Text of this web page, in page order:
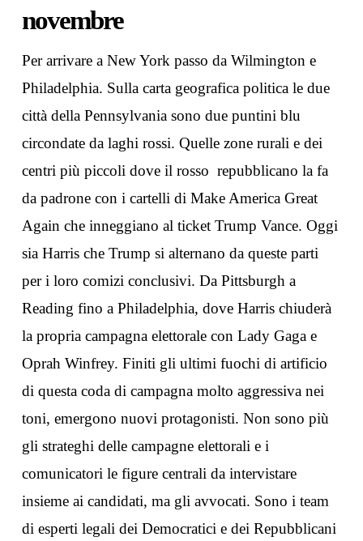
novembre
Per arrivare a New York passo da Wilmington e
Philadelphia. Sulla carta geografica politica le due
città della Pennsylvania sono due puntini blu
circondate da laghi rossi. Quelle zone rurali e dei
centri più piccoli dove il rosso repubblicano la fa
da padrone con i cartelli di Make America Great
Again che inneggiano al ticket Trump Vance. Oggi
sia Harris che Trump si alternano da queste parti
per i loro comizi conclusivi. Da Pittsburgh a
Reading fino a Philadelphia, dove Harris chiuderà
la propria campagna elettorale con Lady Gaga e
Oprah Winfrey. Finiti gli ultimi fuochi di artificio
di questa coda di campagna molto aggressiva nei
toni, emergono nuovi protagonisti. Non sono più
gli strateghi delle campagne elettorali e i
comunicatori le figure centrali da intervistare
insieme ai candidati, ma gli avvocati. Sono i team
di esperti legali dei Democratici e dei Repubblicani